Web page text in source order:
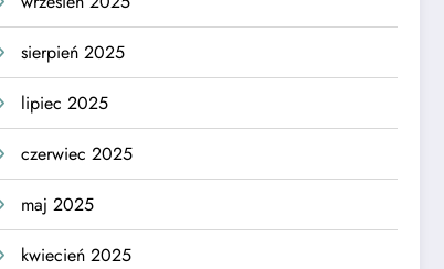
sierpień 2025
lipiec 2025
czerwiec 2025
maj 2025
kwiecień 2025